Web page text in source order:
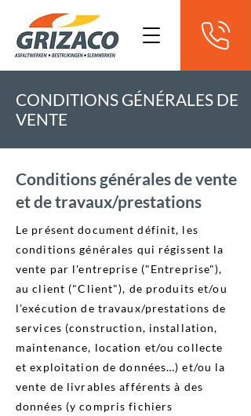
CONDITIONS GÉNÉRALES DE
VENTE
Conditions générales de vente
et de travaux/prestations
Le présent document définit, les
conditions générales qui régissent la
vente par l'entreprise ("Entreprise"),
au client ("Client"), de produits et/ou
l’exécution de travaux/prestations de
services (construction, installation,
maintenance, location et/ou collecte
et exploitation de données…) et/ou la
vente de livrables afférents à des
données (y compris fichiers